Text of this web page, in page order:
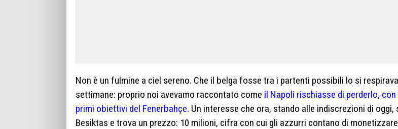
Non è un fulmine a ciel sereno. Che il belga fosse tra i partenti possibili lo si
settimane: proprio noi avevamo raccontato come il Napoli rischiasse di perderlo, con
primi obiettivi del Fenerbahçe. Un interesse che ora, stando alle indiscrezioni di oggi,
Besiktas e trova un prezzo: 10 milioni, cifra con cui gli azzurri contano di